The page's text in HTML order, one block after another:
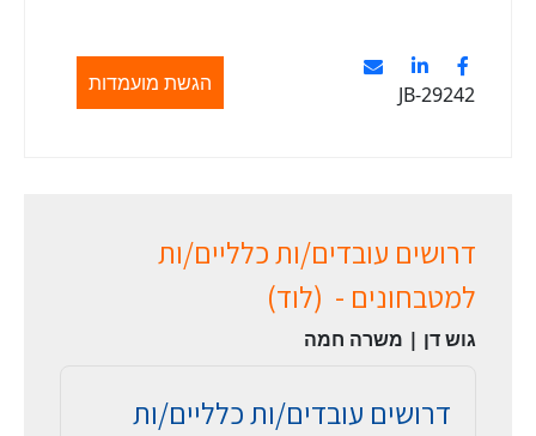
JB-29242 הגשת מועמדות
דרושים עובדים/ות כלליים/ות
למטבחונים - (לוד)
גוש דן | משרה חמה
דרושים עובדים/ות כלליים/ות